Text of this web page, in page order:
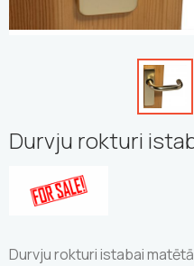
Durvju rokturi
Durvju rokturi istabai